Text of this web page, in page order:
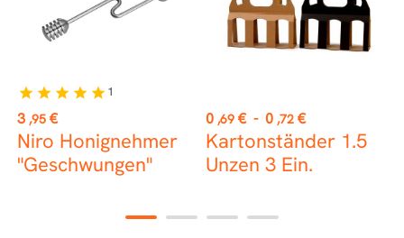
Preis
3 ,95 €
Niro Honignehmer
"Geschwungen"
star star star star star 1
Preis
0 ,69 € - 0 ,72 €
Kartonständer 1.5
Unzen 3 Ein.
1 2 3 4